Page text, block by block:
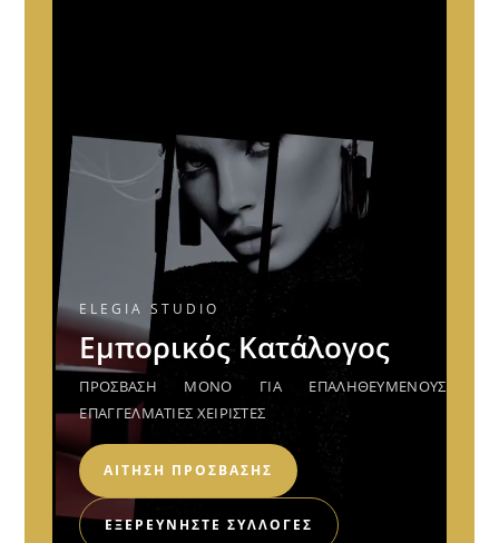
ELEGIA STUDIO
Εμπορικός Κατάλογος
ΠΡΌΣΒΑΣΗ ΜΌΝΟ ΓΙΑ ΕΠΑΛΗΘΕΥΜΈΝΟΥΣ
ΕΠΑΓΓΕΛΜΑΤΊΕΣ ΧΕΙΡΙΣΤΈΣ
ΑΊΤΗΣΗ ΠΡΌΣΒΑΣΗΣ
ΕΞΕΡΕΥΝΉΣΤΕ ΣΥΛΛΟΓΈΣ